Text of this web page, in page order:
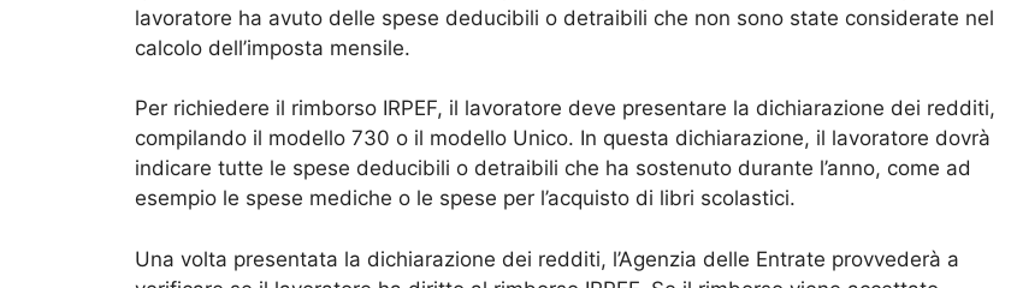
lavoratore ha avuto delle spese deducibili o detraibili che non sono state considerate nel
calcolo dell’imposta mensile.
Per richiedere il rimborso IRPEF, il lavoratore deve presentare la dichiarazione dei redditi,
compilando il modello 730 o il modello Unico. In questa dichiarazione, il lavoratore dovrà
indicare tutte le spese deducibili o detraibili che ha sostenuto durante l’anno, come ad
esempio le spese mediche o le spese per l’acquisto di libri scolastici.
Una volta presentata la dichiarazione dei redditi, l’Agenzia delle Entrate provvederà a